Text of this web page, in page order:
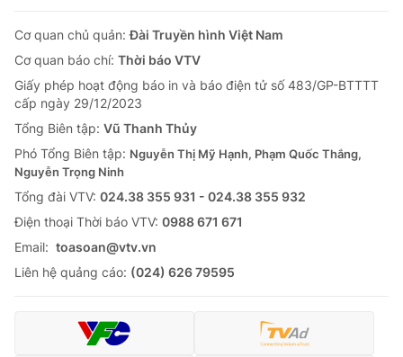
Cơ quan chủ quản:Đài Truyền hình Việt Nam
Cơ quan báo chí: Thời báo VTV
Giấy phép hoạt động báo in và báo điện tử số 483/GP-BTTTT
cấp ngày 29/12/2023
Tổng Biên tập: Vũ Thanh Thủy
Phó Tổng Biên tập: Nguyễn Thị Mỹ Hạnh, Phạm Quốc Thắng,
Nguyễn Trọng Ninh
Tổng đài VTV: 024.38 355 931 - 024.38 355 932
Ðiện thoại Thời báo VTV: 0988 671 671
Email: toasoan@vtv.vn
Liên hệ quảng cáo: (024) 626 79595